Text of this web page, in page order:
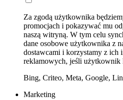
Za zgodą użytkownika
promocjach i pokazywać mu
naszą witryną. W tym celu
dane osobowe użytkownika z
dostawcami i korzystamy z ich
reklamowych, jeśli użytkownik
Bing, Criteo, Meta, Google,
Marketing